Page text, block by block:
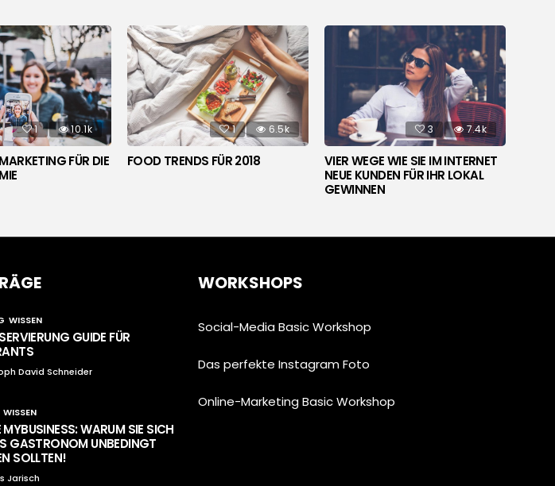
1 10.1k
FÜR DIE
1 6.5k
FOOD TRENDS FÜR 2018
3 7.4k
VIER WEGE WIE SIE IM INTERNET
NEUE KUNDEN FÜR IHR LOKAL
GEWINNEN
WISSEN
GUIDE FÜR
David Schneider
WISSEN
WARUM SIE SICH
GASTRONOM UNBEDINGT
SOLLTEN!
Jarisch
WORKSHOPS
Social-Media Basic Workshop
Das perfekte Instagram Foto
Online-Marketing Basic Workshop